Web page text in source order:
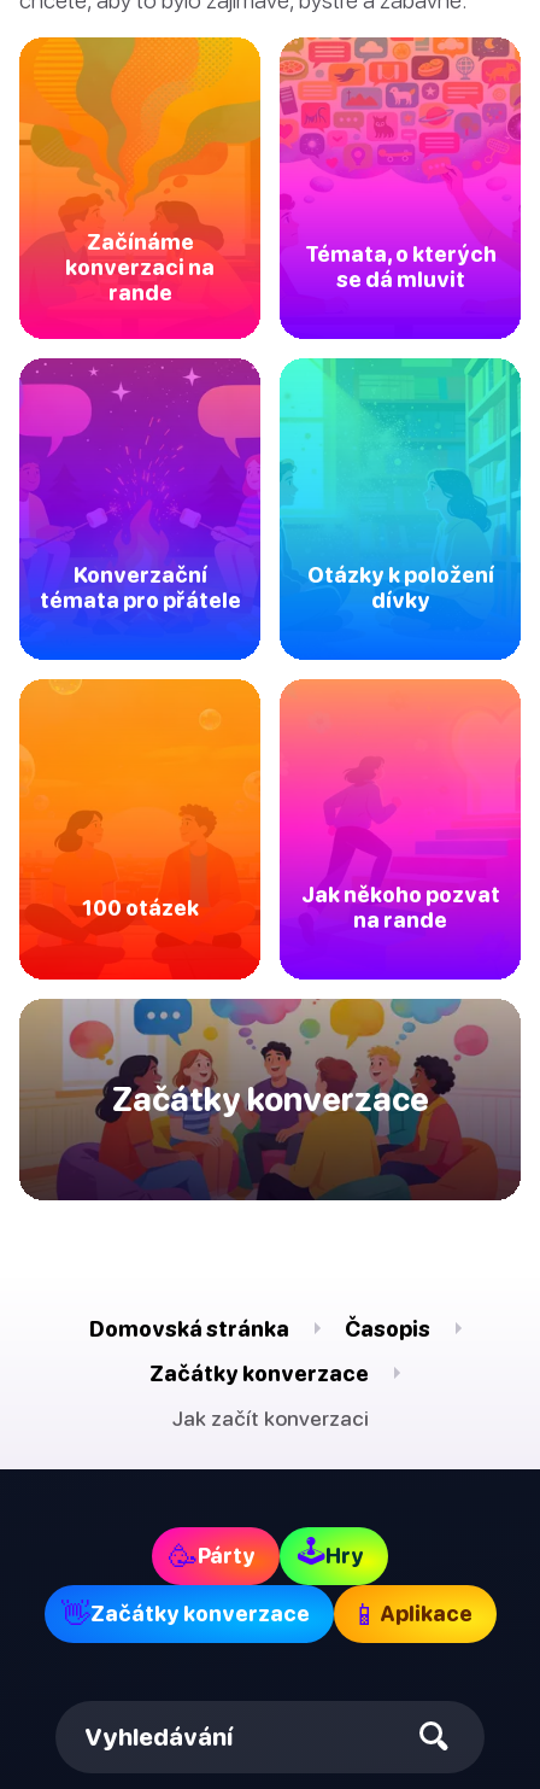
Začínáme
konverzaci na
rande
Témata, o kterých
se dá mluvit
Konverzační
témata pro přátele
Otázky k položení
dívky
100 otázek
Jak někoho pozvat
na rande
Začátky konverzace
Domovská stránka
Časopis
Začátky konverzace
Jak začít konverzaci
🥳Párty 🕹Hry
👋Začátky konverzace 📱 Aplikace
Vyhledávání